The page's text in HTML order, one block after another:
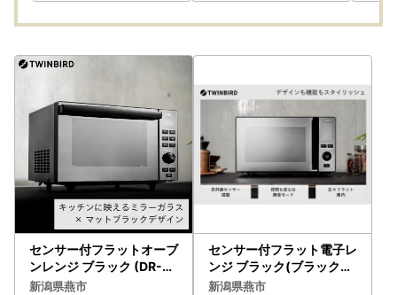
具として使用されました。
優れたデザイン・品質を有するカトラリーを揃えていますの
燕市を応援いただいた方に「職人の技」でお返しします。
※「グランメゾン東京」・・・ 主人公のシェフが三ツ星レ
ストランを目指す物語
【お問い合わせ】
燕市役所総務課 ふるさと納税係
電話番号 0256-77-8301 または 0256-94-7120
センサー付フラットオーブ
ンレンジ ブラック (DR-E8
57B)
新潟県燕市
センサー付フラット電子レ
ンジ ブラック(ブラックミ
ラー) (DR-E273B)
新潟県燕市